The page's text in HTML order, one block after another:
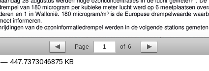
Page 1 of6
— 447.7373046875 KB